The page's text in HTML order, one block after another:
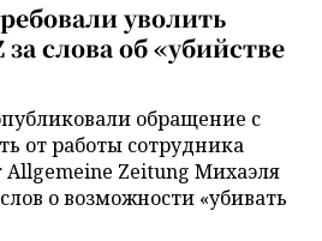
уволить
слова об «убийстве
обращение с
от работы сотрудника
Zeitung Михаэля
о возможности «убивать